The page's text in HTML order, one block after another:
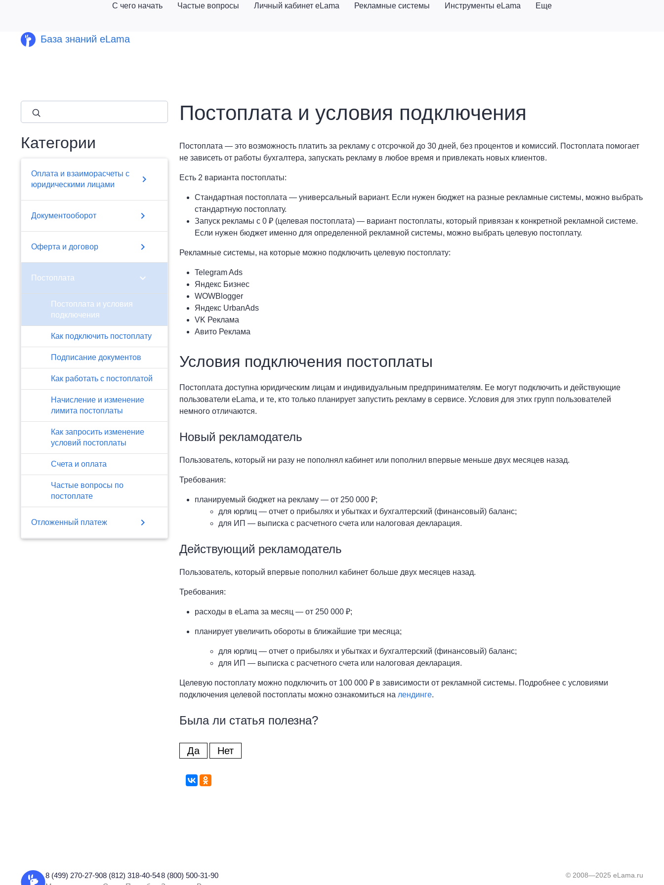
База знаний eLama
С чего начать Частые вопросы Личный кабинет eLama Рекламные системы Инструменты eLama Еще
Категории
Оплата и взаиморасчеты с
юридическими лицами
chevron_right
Документооборот chevron_right
Оферта и договор chevron_right
Постоплата chevron_right
Постоплата и условия
подключения
Как подключить постоплату
Подписание документов
Как работать с постоплатой
Начисление и изменение
лимита постоплаты
Как запросить изменение
условий постоплаты
Счета и оплата
Частые вопросы по
постоплате
Отложенный платеж chevron_right
Постоплата и условия подключения
Постоплата — это возможность платить за рекламу с отсрочкой до 30 дней, без процентов и комиссий. Постоплата помогает
не зависеть от работы бухгалтера, запускать рекламу в любое время и привлекать новых клиентов.
Есть 2 варианта постоплаты:
Стандартная постоплата — универсальный вариант. Если нужен бюджет на разные рекламные системы, можно выбрать
стандартную постоплату.
Запуск рекламы с 0 ₽ (целевая постоплата) — вариант постоплаты, который привязан к конкретной рекламной системе.
Если нужен бюджет именно для определенной рекламной системы, можно выбрать целевую постоплату.
Рекламные системы, на которые можно подключить целевую постоплату:
Telegram Ads
Яндекс Бизнес
WOWBlogger
Яндекс UrbanAds
VK Реклама
Авито Реклама
Условия подключения постоплаты
Постоплата доступна юридическим лицам и индивидуальным предпринимателям. Ее могут подключить и действующие
пользователи eLama, и те, кто только планирует запустить рекламу в сервисе. Условия для этих групп пользователей
немного отличаются.
Новый рекламодатель
Пользователь, который ни разу не пополнял кабинет или пополнил впервые меньше двух месяцев назад.
Требования:
планируемый бюджет на рекламу — от 250 000 ₽;
для юрлиц — отчет о прибылях и убытках и бухгалтерский (финансовый) баланс;
для ИП — выписка с расчетного счета или налоговая декларация.
Действующий рекламодатель
Пользователь, который впервые пополнил кабинет больше двух месяцев назад.
Требования:
расходы в eLama за месяц — от 250 000 ₽;
планирует увеличить обороты в ближайшие три месяца;
для юрлиц — отчет о прибылях и убытках и бухгалтерский (финансовый) баланс;
для ИП — выписка с расчетного счета или налоговая декларация.
Целевую постоплату можно подключить от 100 000 ₽ в зависимости от рекламной системы. Подробнее с условиями
подключения целевой постоплаты можно ознакомиться на лендинге.
Была ли статья полезна?
Да Нет
8 (499) 270-27-908 (812) 318-40-548 (800) 500-31-90
© 2008—2025 eLama.ru